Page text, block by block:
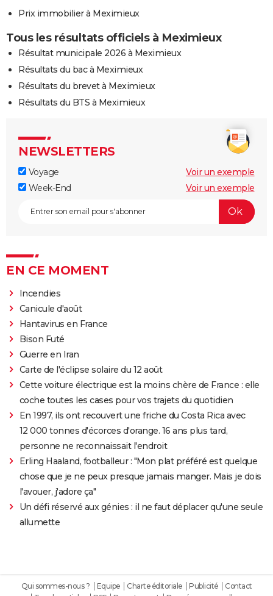
Prix immobilier à Meximieux
Tous les résultats officiels à Meximieux
Résultat municipale 2026 à Meximieux
Résultats du bac à Meximieux
Résultats du brevet à Meximieux
Résultats du BTS à Meximieux
NEWSLETTERS
Voyage
Voir un exemple
Week-End
Voir un exemple
EN CE MOMENT
Incendies
Canicule d'août
Hantavirus en France
Bison Futé
Guerre en Iran
Carte de l'éclipse solaire du 12 août
Cette voiture électrique est la moins chère de France : elle
coche toutes les cases pour vos trajets du quotidien
En 1997, ils ont recouvert une friche du Costa Rica avec
12 000 tonnes d'écorces d'orange. 16 ans plus tard,
personne ne reconnaissait l'endroit
Erling Haaland, footballeur : "Mon plat préféré est quelque
chose que je ne peux presque jamais manger. Mais je dois
l'avouer, j'adore ça"
Un défi réservé aux génies : il ne faut déplacer qu'une seule
allumette
Qui sommes-nous ? Equipe Charte éditoriale Publicité
Contact